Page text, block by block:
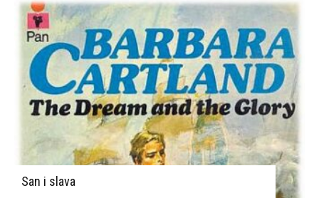
San i slava